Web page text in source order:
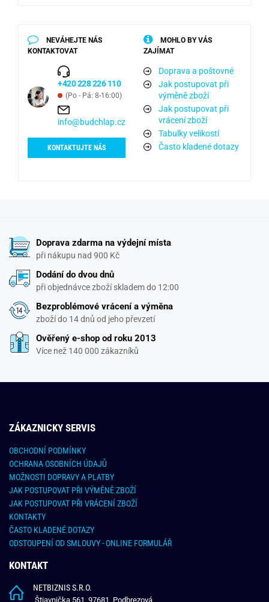
NEVÁHEJTE NÁS
KONTAKTOVAT
+420 228 226 110
(Po - Pá: 8-16:00)
info@budchlap.cz
KONTAKTUJTE NÁS
MOHLO BY VÁS
ZAJÍMAT
Doprava a poštovné
Jak postupovat při
výměně zboží
Jak postupovat při
vrácení zboží
Tabulky velikostí
Často kladené dotazy
Doprava zdarma na výdejní místa
při nákupu nad 900 Kč
Dodání do dvou dnů
při objednávce zboží skladem do 12:00
Bezproblémové vrácení a výměna
zboží do 14 dnů od jeho převzetí
Ověřený e-shop od roku 2013
Více než 140 000 zákazníků
ZÁKAZNICKY SERVIS
OBCHODNÍ PODMÍNKY
OCHRANA OSOBNÍCH ÚDAJŮ
MOŽNOSTI DOPRAVY A PLATBY
JAK POSTUPOVAT PŘI VÝMĚNĚ ZBOŽÍ
JAK POSTUPOVAT PŘI VRÁCENÍ ZBOŽÍ
KONTAKTY
ČASTO KLADENÉ DOTAZY
ODSTOUPENÍ OD SMLOUVY - ONLINE FORMULÁŘ
KONTAKT
NETBIZNIS S.R.O.
Štiavnička 561, 97681, Podbrezová